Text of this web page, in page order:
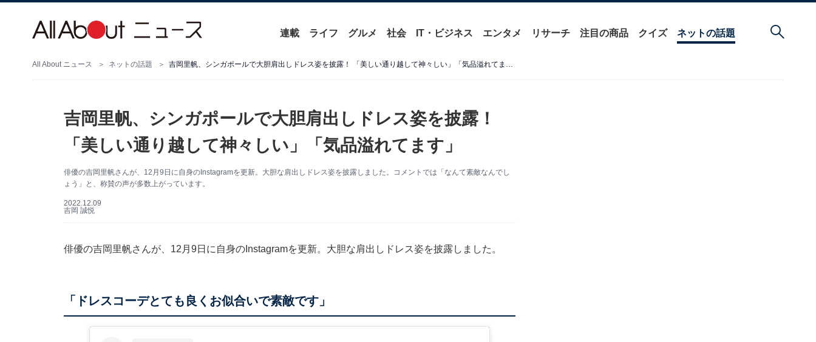
連載 ライフ グルメ 社会 IT・ビジネス エンタメ リサーチ 注目の商品 クイズ ネットの話題
All About ニュース ネットの話題 吉岡里帆、シンガポールで大胆肩出しドレス姿を披露！ 「美しい通り越して神々しい」「気品溢れてます」
吉岡里帆、シンガポールで大胆肩出しドレス姿を披露！
「美しい通り越して神々しい」「気品溢れてます」
俳優の吉岡里帆さんが、12月9日に自身のInstagramを更新。大胆な肩出しドレス姿を披露しました。コメントでは「なんて素敵なんでし
ょう」と、称賛の声が多数上がっています。
2022.12.09
吉岡 誠悦
俳優の吉岡里帆さんが、12月9日に自身のInstagramを更新。大胆な肩出しドレス姿を披露しました。
「ドレスコーデとても良くお似合いで素敵です」